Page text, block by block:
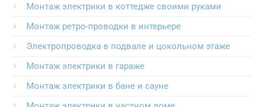
Монтаж электрики в коттедже своими руками
Монтаж ретро-проводки в интерьере
Электропроводка в подвале и цокольном этаже
Монтаж электрики в гараже
Монтаж электрики в бане и сауне